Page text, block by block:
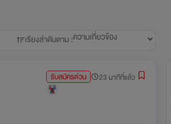
เรียงลำดับตาม :ความเกี่ยวข้อง
รับสมัครด่วน 23 นาทีที่แล้ว